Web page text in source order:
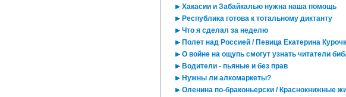
Хакасии и Забайкалью нужна наша помощь
Республика готова к тотальному диктанту
Что я сделал за неделю
Полет над Россией / Певица Екатерина
О войне на ощупь смогут узнать читатели
Водители - пьяные и без прав
Нужны ли алкомаркеты?
Оленина по-браконьерски / Краснокнижные